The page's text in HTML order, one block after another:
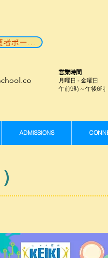
保護者ポータル
営業時間
月曜日 - 金曜日
午前9時～午後6時
ADMISSIONS